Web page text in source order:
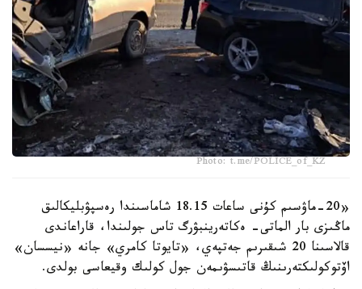
Photo: t.me/POLICE_of_KZ
«20-ماۋسىم كۇنى ساعات 18.15 شاماسىندا رەسپۋبليكالىق
ماڭىزى بار الماتى- ەكاتەرينبۋرگ تاس جولىندا، قاراعاندى
قالاسىنا 20 شىقىرىم جەتپەي، «تايوتا كامري» جانە «نيسسان»
اۆتوكولىكتەرىنىڭ قاتىسۋىمەن جول كولىك وقيعاسى بولدى.